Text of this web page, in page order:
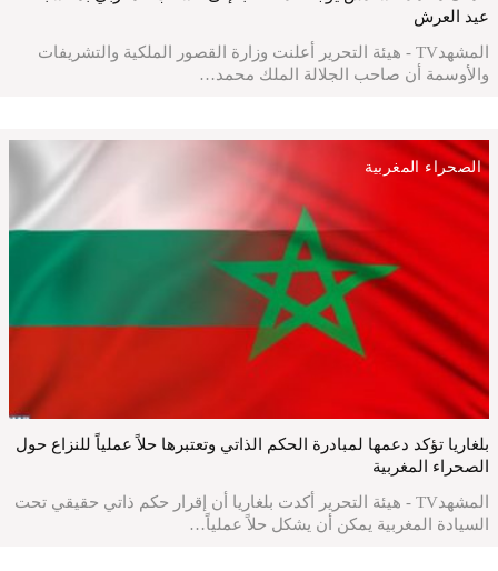
عيد العرش
المشهدTV - هيئة التحرير أعلنت وزارة القصور الملكية والتشريفات
والأوسمة أن صاحب الجلالة الملك محمد…
الصحراء المغربية
بلغاريا تؤكد دعمها لمبادرة الحكم الذاتي وتعتبرها حلاً عملياً للنزاع حول
الصحراء المغربية
المشهدTV - هيئة التحرير أكدت بلغاريا أن إقرار حكم ذاتي حقيقي تحت
السيادة المغربية يمكن أن يشكل حلاً عملياً…